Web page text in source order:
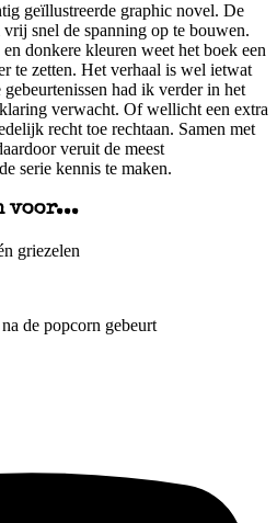
geïllustreerde graphic novel. De
snel de spanning op te bouwen.
donkere kleuren weet het boek een
te zetten. Het verhaal is wel ietwat
had ik verder in het
verwacht. Of wellicht een extra
recht toe rechtaan. Samen met
veruit de meest
serie kennis te maken.
voor...
griezelen
de popcorn gebeurt